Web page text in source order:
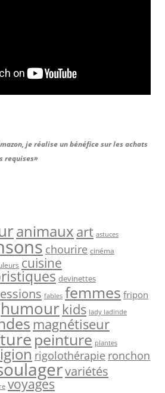
je réalise un bénéfice sur les achats
requises»
animaux art astuces
chourire cinéma
cuisine
devinettes
fables femmes fripon
humour kids lady ladinde
magnétiseur
peinture plantes
rigolothérapie ronchon
variétés
voyages